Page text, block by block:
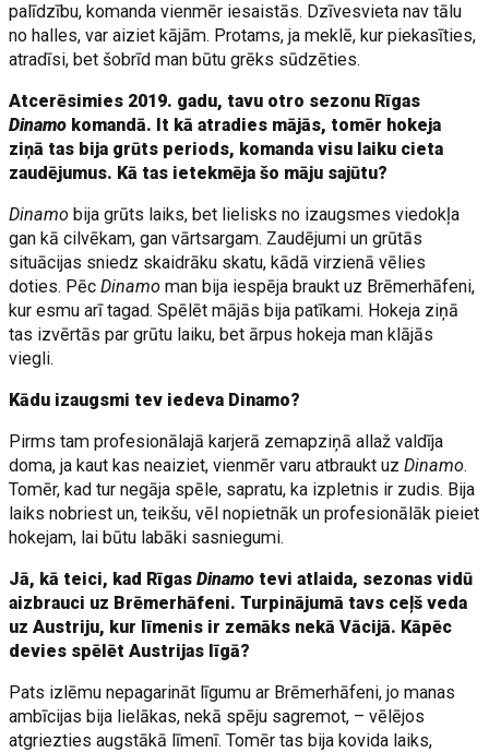
palīdzību, komanda vienmēr iesaistās. Dzīvesvieta nav tālu
no halles, var aiziet kājām. Protams, ja meklē, kur piekasīties,
atradīsi, bet šobrīd man būtu grēks sūdzēties.
Atcerēsimies 2019. gadu, tavu otro sezonu Rīgas
Dinamo komandā. It kā atradies mājās, tomēr hokeja
ziņā tas bija grūts periods, komanda visu laiku cieta
zaudējumus. Kā tas ietekmēja šo māju sajūtu?
Dinamobija grūts laiks, bet lielisks no izaugsmes viedokļa
gan kā cilvēkam, gan vārtsargam. Zaudējumi un grūtās
situācijas sniedz skaidrāku skatu, kādā virzienā vēlies
doties. PēcDinamoman bija iespēja braukt uz Brēmerhāfeni,
kur esmu arī tagad. Spēlēt mājās bija patīkami. Hokeja ziņā
tas izvērtās par grūtu laiku, bet ārpus hokeja man klājās
viegli.
Kādu izaugsmi tev iedeva Dinamo?
Pirms tam profesionālajā karjerā zemapziņā allaž valdīja
doma, ja kaut kas neaiziet, vienmēr varu atbraukt uzDinamo.
Tomēr, kad tur negāja spēle, sapratu, ka izpletnis ir zudis. Bija
laiks nobriest un, teikšu, vēl nopietnāk un profesionālāk pieiet
hokejam, lai būtu labāki sasniegumi.
Jā, kā teici, kad RīgasDinamo tevi atlaida, sezonas vidū
aizbrauci uz Brēmerhāfeni. Turpinājumā tavs ceļš veda
uz Austriju, kur līmenis ir zemāks nekā Vācijā. Kāpēc
devies spēlēt Austrijas līgā?
Pats izlēmu nepagarināt līgumu ar Brēmerhāfeni, jo manas
ambīcijas bija lielākas, nekā spēju sagremot, – vēlējos
atgriezties augstākā līmenī. Tomēr tas bija kovida laiks,